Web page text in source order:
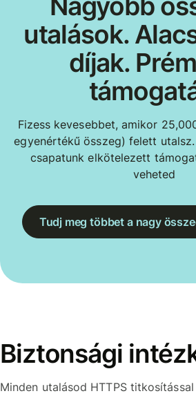
utalások.
díjak.
Fizess kevesebbet, amikor
egyenértékű összeg) felett
csapatunk elkötelezett
veheted
Tudj meg többet a nagy
Biztonsági
Minden utalásod HTTPS